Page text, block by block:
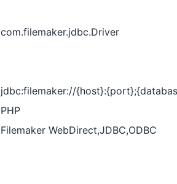
com.filemaker.jdbc.Driver
jdbc:filemaker://
PHP
Filemaker WebDirect,JDBC,ODBC